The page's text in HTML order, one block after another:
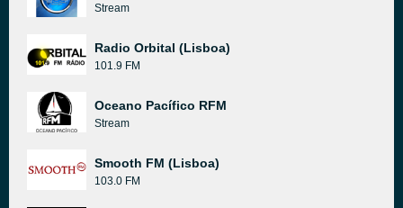
Stream
Radio Orbital (Lisboa)
101.9 FM
Oceano Pacífico RFM
Stream
Smooth FM (Lisboa)
103.0 FM